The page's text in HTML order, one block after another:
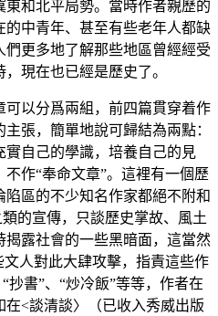
和北平局勢。當時作者親歷的
中青年、甚至有些老年人都缺
更多地了解那些地區曾經經受
現在也已經是歷史了。
可以分爲兩組，前四篇貫穿着作
張，簡單地說可歸結為兩點：
自己的學識，培養自己的見
作“奉命文章”。這裡有一個歷
區的不少知名作家都絕不附和
的宣傳，只談歷史掌故、風土
揭露社會的一些黑暗面，這當然
人對此大肆攻擊，指責這些作
抄書”、“炒冷飯”等等，作者在
<談清談〉（已收入秀威出版